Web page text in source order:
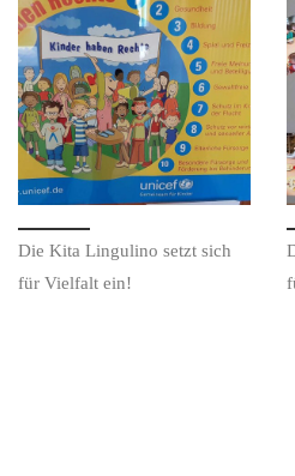
Die Kita Lingulino setzt sich
für Vielfalt ein!